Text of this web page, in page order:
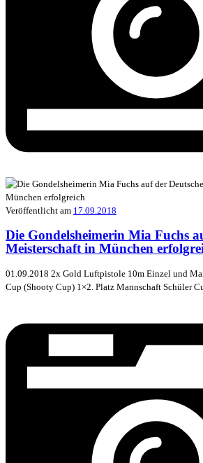
Veröffentlicht am 17.09.2018
Die Gondelsheimerin Mia Fuchs
Meisterschaft in München
01.09.2018 2x Gold Luftpistole 10m Einzel und
Cup (Shooty Cup) 1×2. Platz Mannschaft Schüler